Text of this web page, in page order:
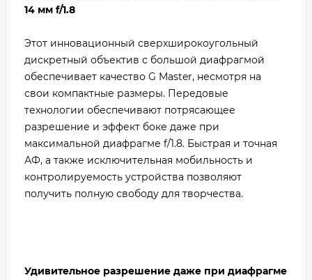
14 мм f/1.8
Этот инновационный сверхширокоугольный
дискретный объектив с большой диафрагмой
обеспечивает качество G Master, несмотря на
свои компактные размеры. Передовые
технологии обеспечивают потрясающее
разрешение и эффект боке даже при
максимальной диафрагме f/1.8. Быстрая и точная
АФ, а также исключительная мобильность и
контролируемость устройства позволяют
получить полную свободу для творчества.
Удивительное разрешение даже при диафрагме